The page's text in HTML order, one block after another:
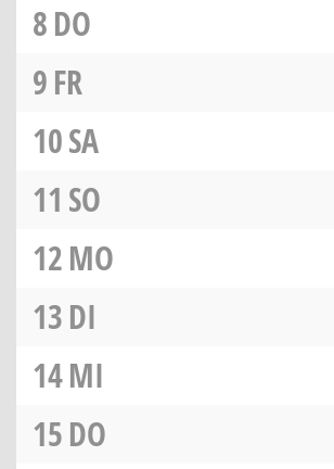
8DO
9FR
10SA
11 SO
12MO
13DI
14MI
15DO